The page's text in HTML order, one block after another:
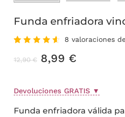
Funda enfriadora
con
4.75de
de
8 valoraciones
12,90€ El
era:
12,90 €.
8,99 €El
es:
8,99 €.
Devoluciones GRATIS ▼
Funda enfriadora válida